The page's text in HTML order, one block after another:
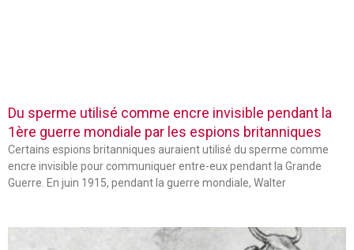
Du sperme utilisé comme encre invisible pendant la
1ère guerre mondiale par les espions britanniques
Certains espions britanniques auraient utilisé du sperme comme
encre invisible pour communiquer entre-eux pendant la Grande
Guerre. En juin 1915, pendant la guerre mondiale, Walter